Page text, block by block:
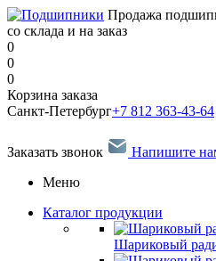
Продажа
со склада и на заказ
0
0
0
Корзина заказа
Санкт-Петербург+7 812 363-43-64
Заказать звонок
Напишите
Меню
Каталог продукции
Шариковый